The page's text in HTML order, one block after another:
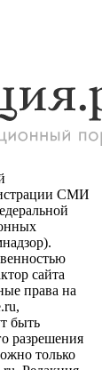
СМИ
сайта
права на
быть
разрешения
только